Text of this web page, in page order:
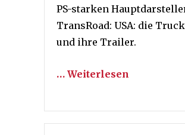
PS-starken
TransRoad: USA: die
und ihre Trailer.
… Weiterlesen